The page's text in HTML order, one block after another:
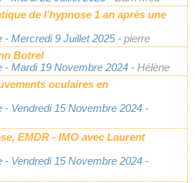
de l’hypnose 1 an après une
- Mercredi 9 Juillet 2025 - pierre
Botrel
- Mardi 19 Novembre 2024 - Hélène
oculaires en
- Vendredi 15 Novembre 2024 -
EMDR - IMO avec Laurent
- Vendredi 15 Novembre 2024 -